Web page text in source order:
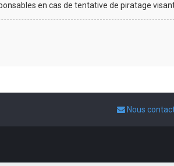
en cas de tentative de piratage
Nous